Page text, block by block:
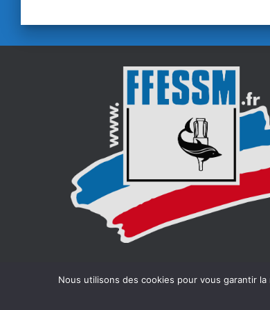
Nous utilisons des cookies pour vous garantir